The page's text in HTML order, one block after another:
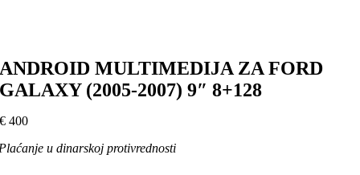
ANDROID MULTIMEDIJA ZA FORD
GALAXY (2005-2007) 9″ 8+128
€ 400
u dinarskoj protivrednosti